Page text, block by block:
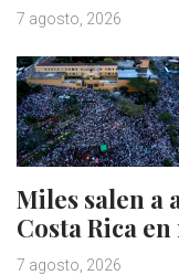
7 agosto, 2026
Miles salen a
Costa Rica
7 agosto, 2026